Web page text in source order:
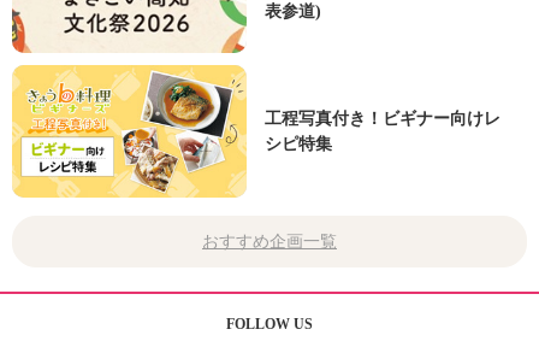
表参道)
工程写真付き！ビギナー向けレ
シピ特集
おすすめ企画一覧
FOLLOW US